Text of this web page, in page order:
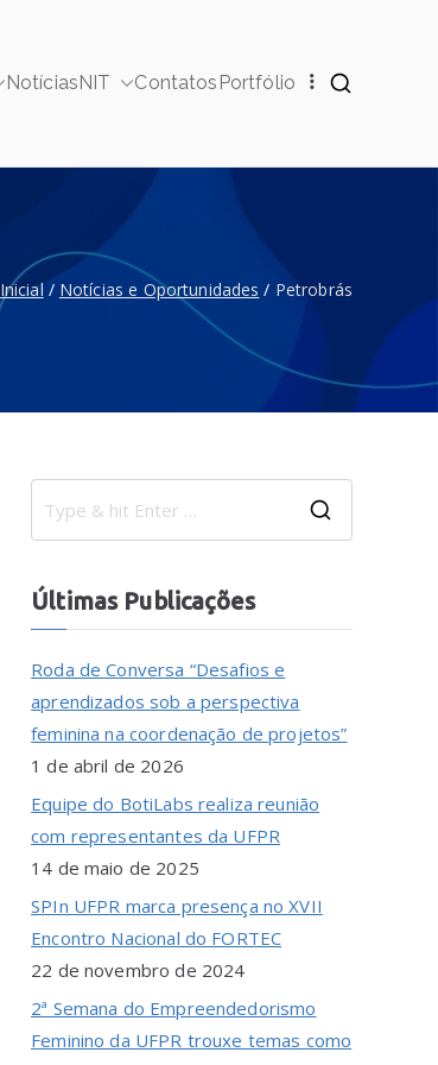
NotíciasNIT Contatos Portfólio
Inicial Notícias e Oportunidades Petrobrás
Últimas Publicações
Roda de Conversa “Desafios e
aprendizados sob a perspectiva
feminina na coordenação de projetos”
1 de abril de 2026
Equipe do BotiLabs realiza reunião
com representantes da UFPR
14 de maio de 2025
SPIn UFPR marca presença no XVII
Encontro Nacional do FORTEC
22 de novembro de 2024
2ª Semana do Empreendedorismo
Feminino da UFPR trouxe temas como